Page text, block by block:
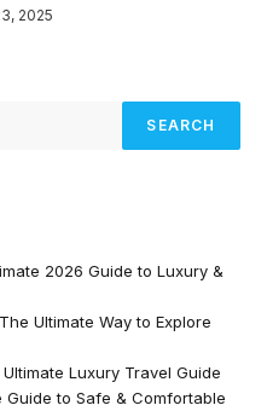
2025
SEARCH
2026 Guide to Luxury &
Ultimate Way to Explore
Luxury Travel Guide
Guide to Safe & Comfortable